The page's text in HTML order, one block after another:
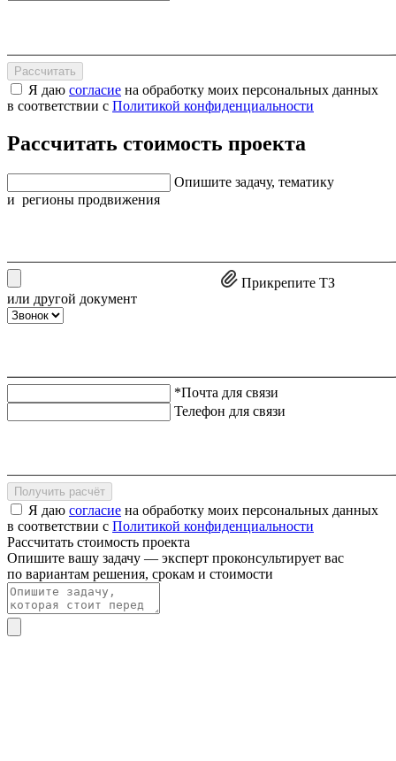
Рассчитать
Я даю согласие на обработку моих персональных данных
в соответствии с Политикой конфиденциальности
Рассчитать стоимость проекта
Опишите задачу, тематику
и регионы продвижения
Прикрепите ТЗ
или другой документ
*Почта для связи
Телефон для связи
Получить расчёт
Я даю согласие на обработку моих персональных данных
в соответствии с Политикой конфиденциальности
Рассчитать стоимость проекта
Опишите вашу задачу — эксперт проконсультирует вас
по вариантам решения, срокам и стоимости